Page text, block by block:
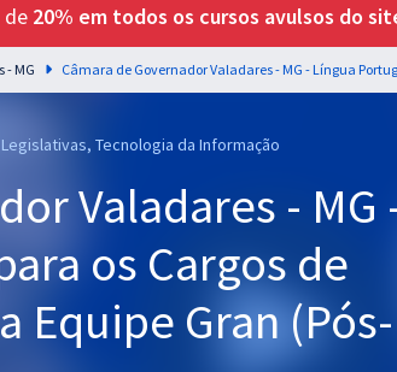
de 20% em todos os cursos avulsos do
- MG
Tecnologia da Informação
Valadares - MG
os Cargos de
Equipe Gran (Pós-